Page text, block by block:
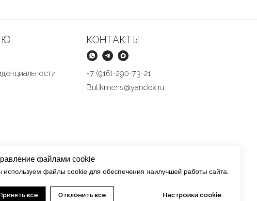
КОНТАКТЫ
Butikmens@yandex.ru
+7 (916)-290-73-21
файлами cookie
используем файлы cookie для обеспечения наилучшей работы сайта.
все Отклонить все Настройки cookie